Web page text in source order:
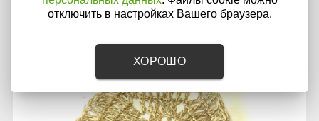
399Р
отключить в настройках Вашего браузера.
ХОРОШО